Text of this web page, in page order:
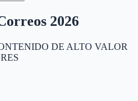
2026
DE ALTO VALOR